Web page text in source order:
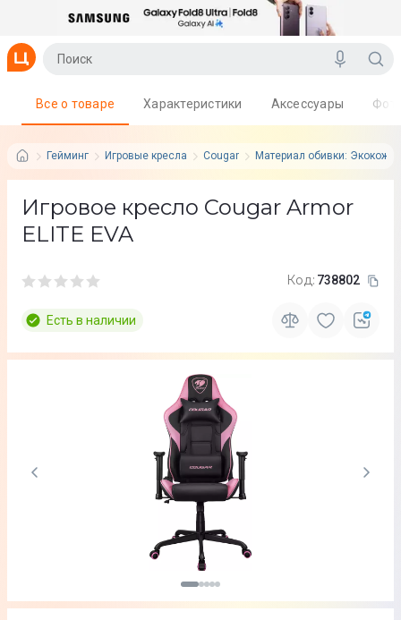
Гейминг Игровые кресла Cougar Материал обивки: Экокожа
Все о товаре Характеристики Аксессуары
Игровое кресло Cougar Armor
ELITE EVA
Код: 738802
Есть в наличии